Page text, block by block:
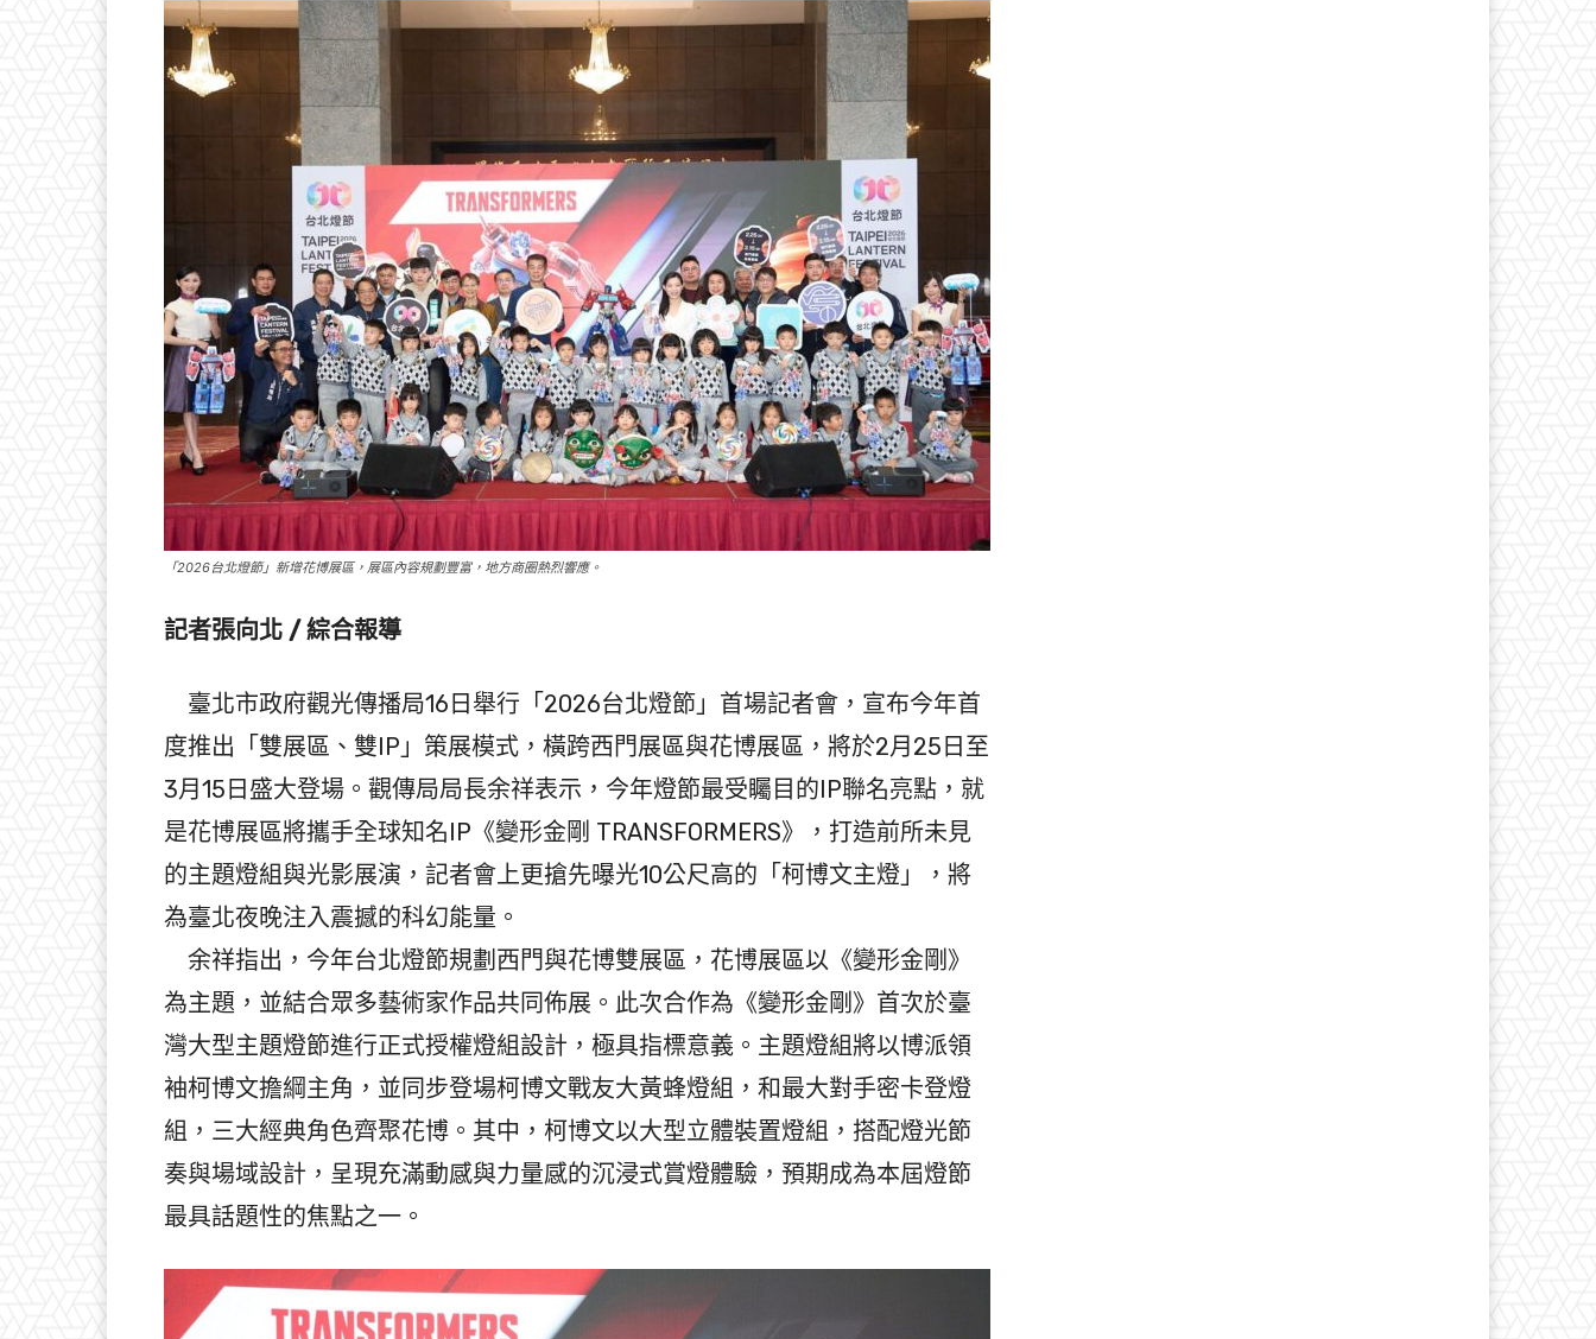
「2026台北燈節」新增花博展區，展區內容規劃豐富，地方商圈熱烈響應。
記者張向北 / 綜合報導
臺北市政府觀光傳播局16日舉行「2026台北燈節」首場記者會，宣布今年首
度推出「雙展區、雙IP」策展模式，橫跨西門展區與花博展區，將於2月25日至
3月15日盛大登場。觀傳局局長余祥表示，今年燈節最受矚目的IP聯名亮點，就
是花博展區將攜手全球知名IP《變形金剛 TRANSFORMERS》，打造前所未見
的主題燈組與光影展演，記者會上更搶先曝光10公尺高的「柯博文主燈」，將
為臺北夜晚注入震撼的科幻能量。
余祥指出，今年台北燈節規劃西門與花博雙展區，花博展區以《變形金剛》
為主題，並結合眾多藝術家作品共同佈展。此次合作為《變形金剛》首次於臺
灣大型主題燈節進行正式授權燈組設計，極具指標意義。主題燈組將以博派領
袖柯博文擔綱主角，並同步登場柯博文戰友大黃蜂燈組，和最大對手密卡登燈
組，三大經典角色齊聚花博。其中，柯博文以大型立體裝置燈組，搭配燈光節
奏與場域設計，呈現充滿動感與力量感的沉浸式賞燈體驗，預期成為本屆燈節
最具話題性的焦點之一。